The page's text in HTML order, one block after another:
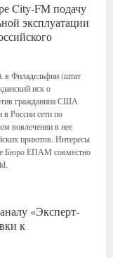
City-FM подачу
эксплуатации
в Филадельфии (штат
иск о
гражданина США
России сети по
вовлечении в нее
приютов. Интересы
Бюро ЕПАМ совместно
«Эксперт-
к